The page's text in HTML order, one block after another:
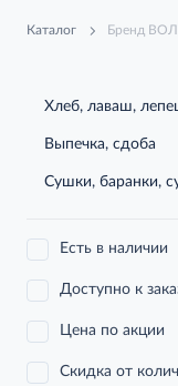
Каталог Бренд
Хлеб, лаваш,
Выпечка, сдоба
Сушки, баранки,
Есть в наличии
Доступно к
Цена по акции
Скидка от